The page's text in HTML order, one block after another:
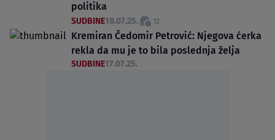
politika
SUDBINE18.07.25. 12
Kremiran Čedomir Petrović: Njegova ćerka
rekla da mu je to bila poslednja želja
SUDBINE17.07.25.